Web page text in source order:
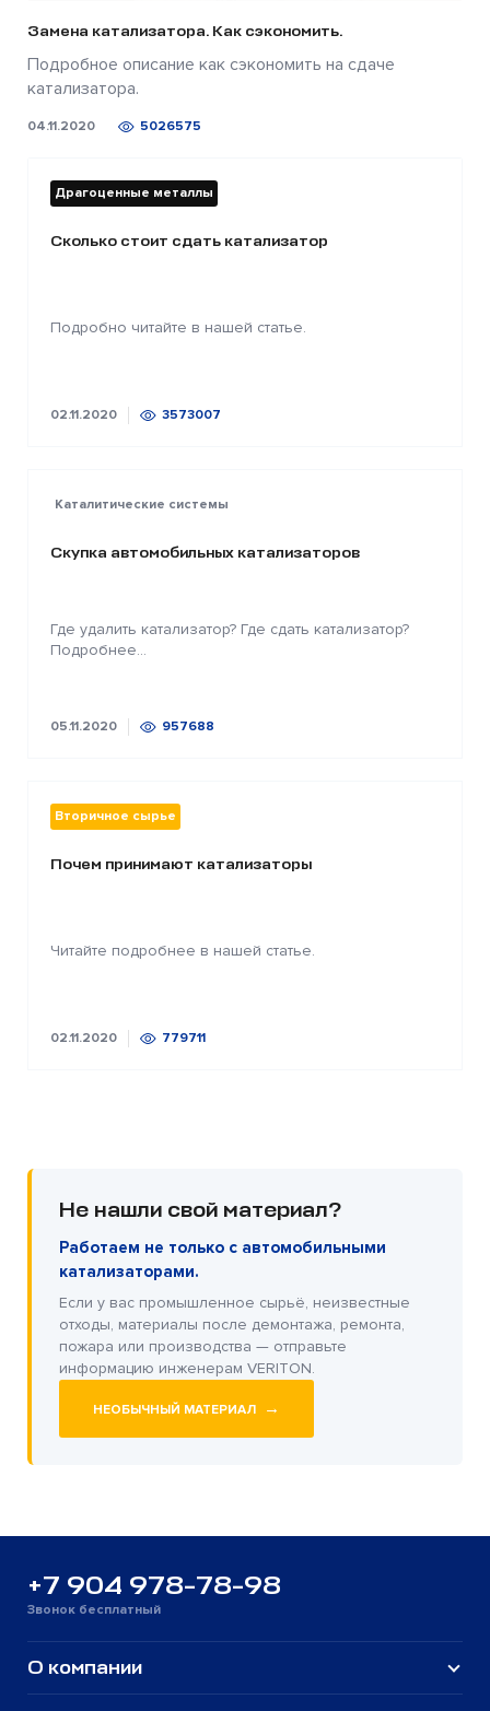
Замена катализатора. Как сэкономить.
Подробное описание как сэкономить на сдаче
катализатора.
04.11.2020 5026575
Драгоценные металлы
Сколько стоит сдать катализатор
Подробно читайте в нашей статье.
02.11.2020 3573007
Каталитические системы
Скупка автомобильных катализаторов
Где удалить катализатор? Где сдать катализатор?
Подробнее...
05.11.2020 957688
Вторичное сырье
Почем принимают катализаторы
Читайте подробнее в нашей статье.
02.11.2020 779711
Не нашли свой материал?
Работаем не только с автомобильными
катализаторами.
Если у вас промышленное сырьё, неизвестные
отходы, материалы после демонтажа, ремонта,
пожара или производства — отправьте
информацию инженерам VERITON.
НЕОБЫЧНЫЙ МАТЕРИАЛ →
+7 904 978-78-98
Звонок бесплатный
О компании